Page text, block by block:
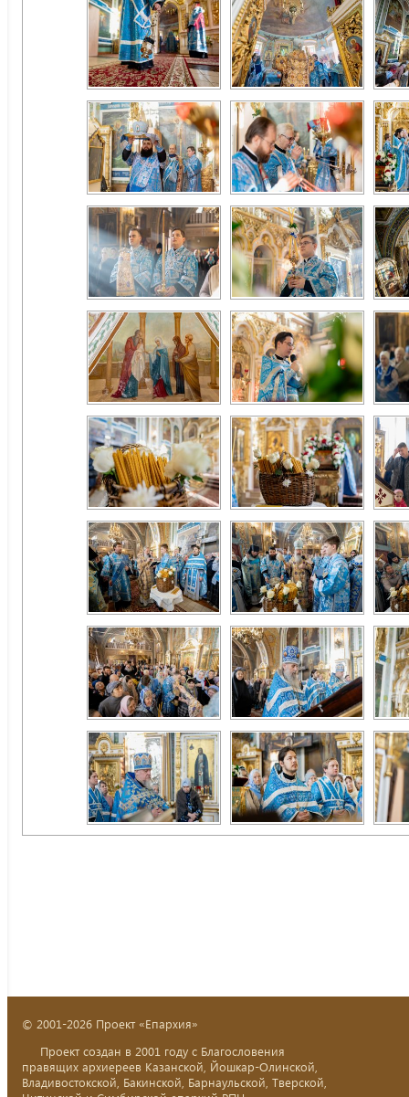
© 2001-2026 Проект «Епархия»
Проект создан в 2001 году с Благословения
правящих архиереев Казанской, Йошкар-Олинской,
Владивостокской, Бакинской, Барнаульской, Тверской,